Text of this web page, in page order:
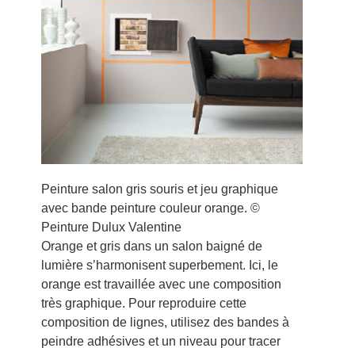
Peinture salon gris souris et jeu graphique
avec bande peinture couleur orange. ©
Peinture Dulux Valentine
Orange et gris dans un salon baigné de
lumière s’harmonisent superbement. Ici, le
orange est travaillée avec une composition
très graphique. Pour reproduire cette
composition de lignes, utilisez des bandes à
peindre adhésives et un niveau pour tracer